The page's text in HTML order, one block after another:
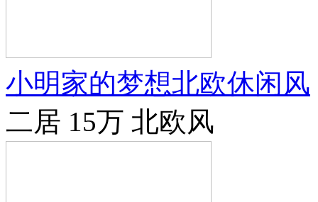
小明家的梦想北欧休闲风
二居 15万 北欧风